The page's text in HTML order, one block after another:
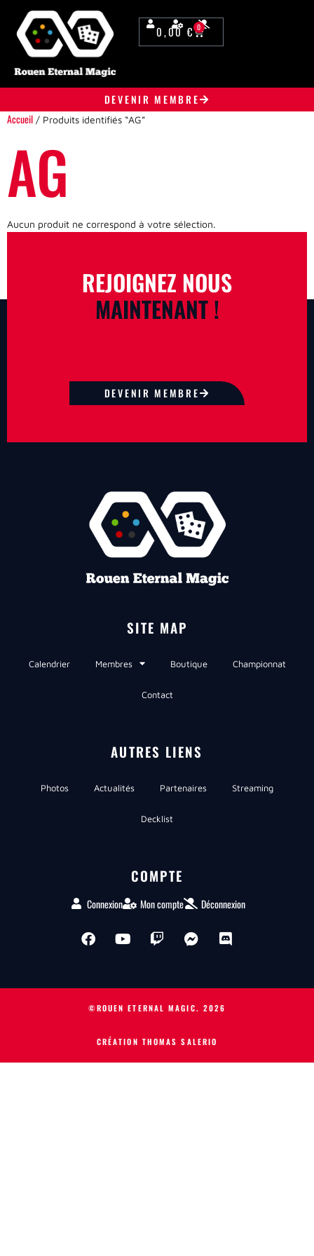
0,00€ 0
DEVENIR MEMBRE
Accueil / Produits identifiés “AG”
AG
Aucun produit ne correspond à votre sélection.
REJOIGNEZ NOUS
MAINTENANT !
DEVENIR MEMBRE
SITE MAP
Calendrier Membres Boutique Championnat
Contact
AUTRES LIENS
Photos Actualités Partenaires Streaming
Decklist
COMPTE
Connexion Mon compte Déconnexion
©ROUEN ETERNAL MAGIC. 2026
CRÉATION THOMAS SALERIO